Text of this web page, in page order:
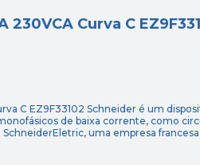
Curva C
C EZ9F33102 Schneider é um
de baixa corrente, como
uma empresa